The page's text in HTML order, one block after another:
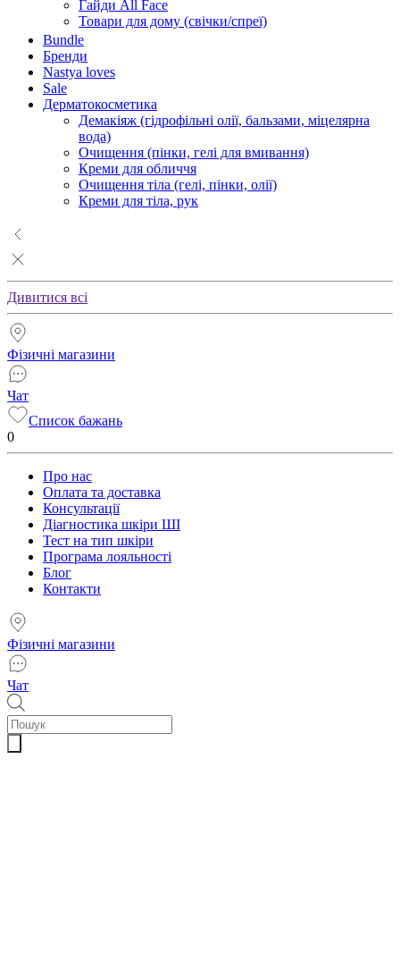
Гайди All Face
Товари для дому (свічки/спреї)
Bundle
Бренди
Nastya loves
Sale
Дерматокосметика
Демакіяж (гідрофільні олії, бальзами, міцелярна
вода)
Очищення (пінки, гелі для вмивання)
Креми для обличчя
Очищення тіла (гелі, пінки, олії)
Креми для тіла, рук
Дивитися всі
Фізичні магазини
Чат
Список бажань
0
Про нас
Оплата та доставка
Консультації
Діагностика шкіри ШІ
Тест на тип шкіри
Програма лояльності
Блог
Контакти
Фізичні магазини
Чат
Пошук
товарів